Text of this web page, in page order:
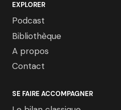
EXPLORER
Podcast
Bibliothèque
A propos
Contact
SE FAIRE ACCOMPAGNER